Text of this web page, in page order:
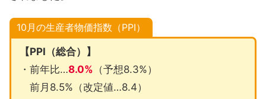
10月の生産者物価指数（PPI）
【PPI（総合）】
・前年比…8.0% （予想8.3%）
前月8.5%（改定値…8.4）